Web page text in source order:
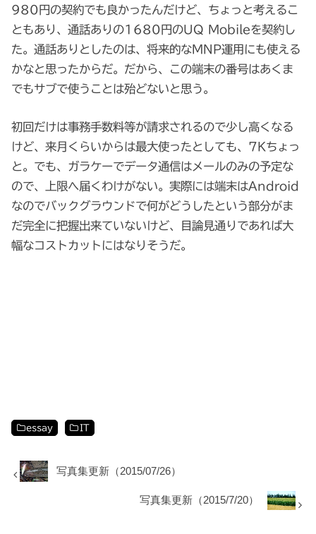
980円の契約でも良かったんだけど、ちょっと考えるこ
ともあり、通話ありの1680円のUQ Mobileを契約し
た。通話ありとしたのは、将来的なMNP運用にも使える
かなと思ったからだ。だから、この端末の番号はあくま
でもサブで使うことは殆どないと思う。
初回だけは事務手数料等が請求されるので少し高くなる
けど、来月くらいからは最大使ったとしても、7Kちょっ
と。でも、ガラケーでデータ通信はメールのみの予定な
ので、上限へ届くわけがない。実際には端末はAndroid
なのでバックグラウンドで何がどうしたという部分がま
だ完全に把握出来ていないけど、目論見通りであれば大
幅なコストカットにはなりそうだ。
essay IT
写真集更新（2015/07/26）
写真集更新（2015/7/20）